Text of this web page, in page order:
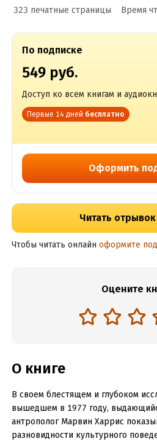
323 печатные страницы Время
По подписке
549 руб.
Доступ ко всем книгам и
Первые 14 дней бесплатно
Оформить
Читать отрывок
Чтобы читать онлайн оформите
Оцените
О книге
В своем блестящем и глубоком
вышедшем в 1977 году,
антрополог Марвин Харрис
разновидности культурного